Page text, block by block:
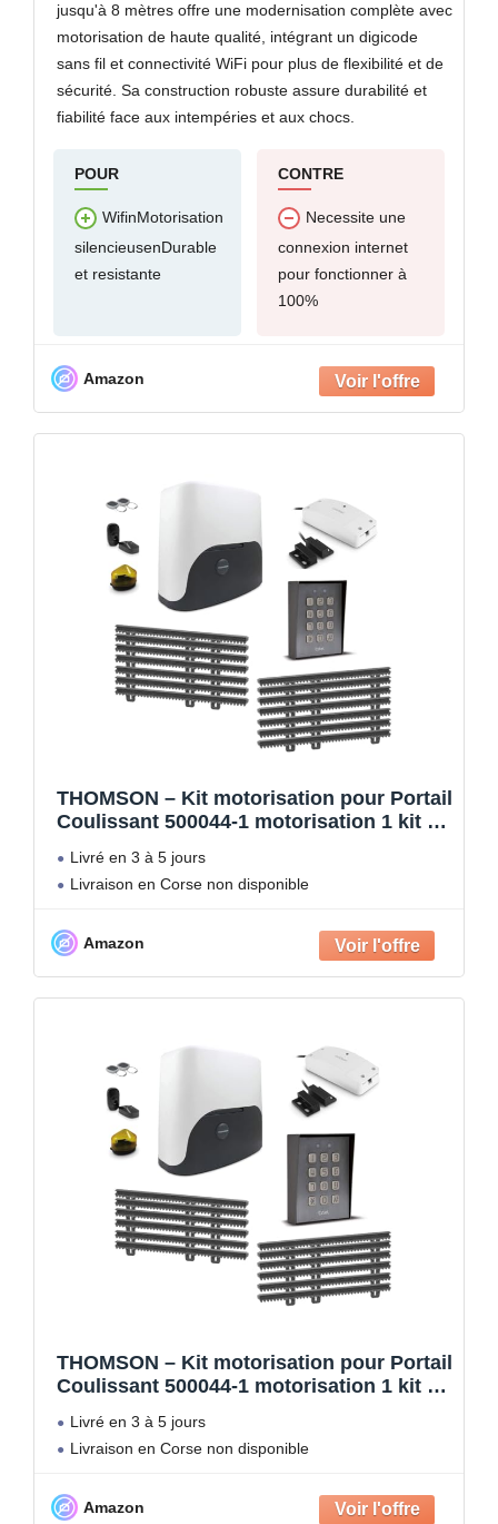
jusqu'à 8 mètres offre une modernisation complète avec
motorisation de haute qualité, intégrant un digicode
sans fil et connectivité WiFi pour plus de flexibilité et de
sécurité. Sa construction robuste assure durabilité et
fiabilité face aux intempéries et aux chocs.
POUR
WifinMotorisation
silencieusenDurable
et resistante
CONTRE
Necessite une
connexion internet
pour fonctionner à
100%
Amazon
THOMSON – Kit motorisation pour Portail
Coulissant 500044-1 motorisation 1 kit de
connecté + 1 digicode sans Fil
Livré en 3 à 5 jours
Livraison en Corse non disponible
Amazon
THOMSON – Kit motorisation pour Portail
Coulissant 500044-1 motorisation 1 kit de
connecté + 1 digicode Filaire
Livré en 3 à 5 jours
Livraison en Corse non disponible
Amazon